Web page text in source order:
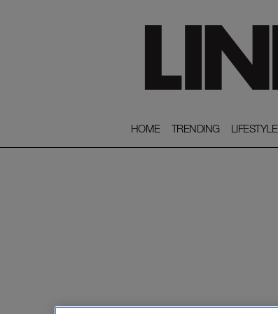
HOME
HOME TRENDING
TRENDING LIFESTYLE
LIFESTYLE